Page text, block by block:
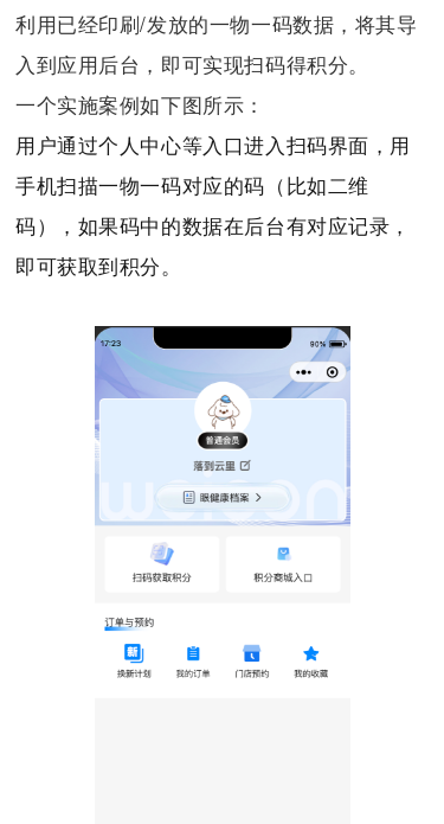
利用已经印刷/发放的一物一码数据，将其导
入到应用后台，即可实现扫码得积分。
一个实施案例如下图所示：
用户通过个人中心等入口进入扫码界面，用
手机扫描一物一码对应的码（比如二维
码），如果码中的数据在后台有对应记录，
即可获取到积分。